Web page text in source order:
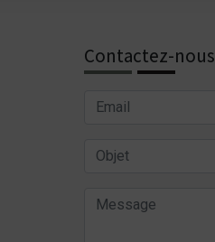
Contactez-nous